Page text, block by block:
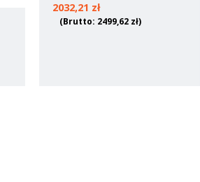
2032,21 zł
(Brutto: 2499,62 zł)